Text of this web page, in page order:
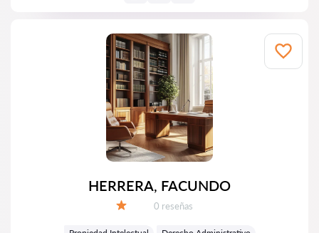
HERRERA, FACUNDO
Número de reseñas:
0 reseñas